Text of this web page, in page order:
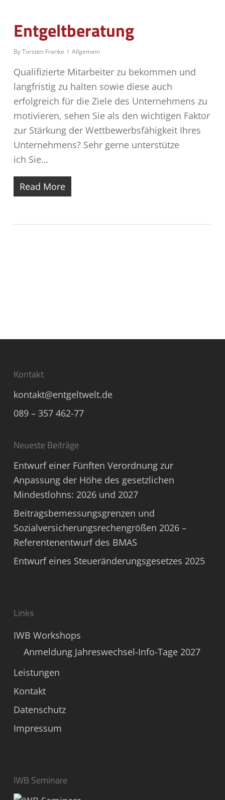
Entgeltberatung
ByTorsten Franke Allgemein
Qualifizierte Mitarbeiter zu bekommen und
langfristig zu halten sowie diese auch
erfolgreich für die Ziele des Unternehmens zu
motivieren, sehen Sie als den wichtigen Faktor
zur Stärkung der Wettbewerbsfähigkeit Ihres
Unternehmens? Sehr gerne unterstütze
ich Sie…
Read More
Kontakt
kontakt@entgeltwelt.de
089 – 357 462-77
Neueste Beiträge
Entwurf einer Fünften Verordnung zur
Anpassung der Höhe des gesetzlichen
Mindestlohns: 2026 und 2027
Beitragsbemessungsgrenzen und
Sozialversicherungsrechengrößen 2026 –
Referentenentwurf des BMAS
Entwurf eines Steueränderungsgesetzes 2025
Links
IWB Workshops
Anmeldung Jahreswechsel-Info-Tage 2027
Leistungen
Kontakt
Datenschutz
Impressum
IWB Seminare